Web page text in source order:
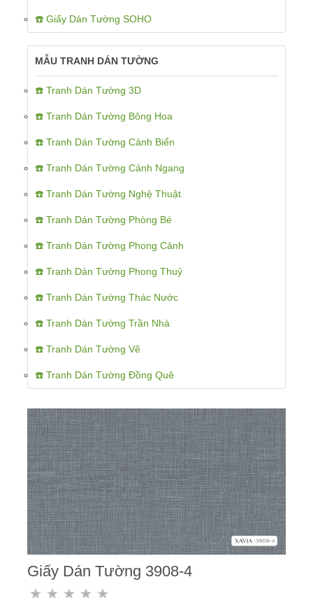
☎️ Giấy Dán Tường SOHO
MẪU TRANH DÁN TƯỜNG
☎️ Tranh Dán Tường 3D
☎️ Tranh Dán Tường Bông Hoa
☎️ Tranh Dán Tường Cảnh Biển
☎️ Tranh Dán Tường Cảnh Ngang
☎️ Tranh Dán Tường Nghệ Thuật
☎️ Tranh Dán Tường Phòng Bé
☎️ Tranh Dán Tường Phong Cảnh
☎️ Tranh Dán Tường Phong Thuỷ
☎️ Tranh Dán Tường Thác Nước
☎️ Tranh Dán Tường Trần Nhà
☎️ Tranh Dán Tường Vẽ
☎️ Tranh Dán Tường Đồng Quê
Giấy Dán Tường 3908-4